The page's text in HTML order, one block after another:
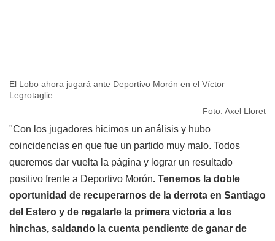
El Lobo ahora jugará ante Deportivo Morón en el Víctor
Legrotaglie.
Foto: Axel Lloret
"Con los jugadores hicimos un análisis y hubo
coincidencias en que fue un partido muy malo. Todos
queremos dar vuelta la página y lograr un resultado
positivo frente a Deportivo Morón. Tenemos la doble
oportunidad de recuperarnos de la derrota en Santiago
del Estero y de regalarle la primera victoria a los
hinchas, saldando la cuenta pendiente de ganar de